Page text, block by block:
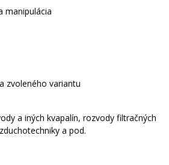
manipulácia
zvoleného variantu
a iných kvapalín, rozvody filtračných
a pod.